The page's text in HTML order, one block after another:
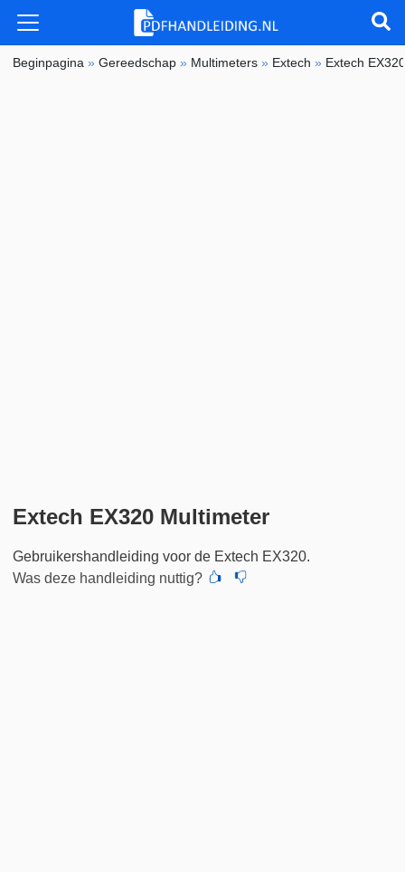
Beginpagina »Gereedschap » Multimeters » Extech » Extech
Extech EX320 Multimeter
Gebruikershandleiding voor de Extech EX320.
Was deze handleiding nuttig?